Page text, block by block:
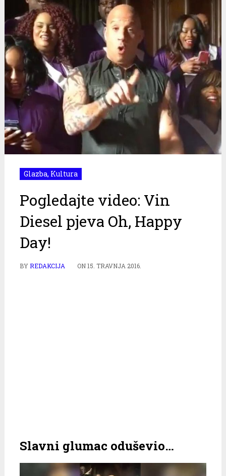
Glazba, Kultura
Pogledajte video: Vin
Diesel pjeva Oh, Happy
Day!
BYREDAKCIJA ON15. TRAVNJA 2016.
Slavni glumac oduševio…